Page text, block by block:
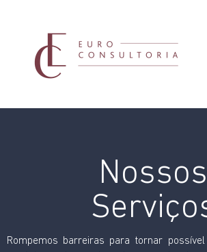
Nossos
Rompemos barreiras para tornar